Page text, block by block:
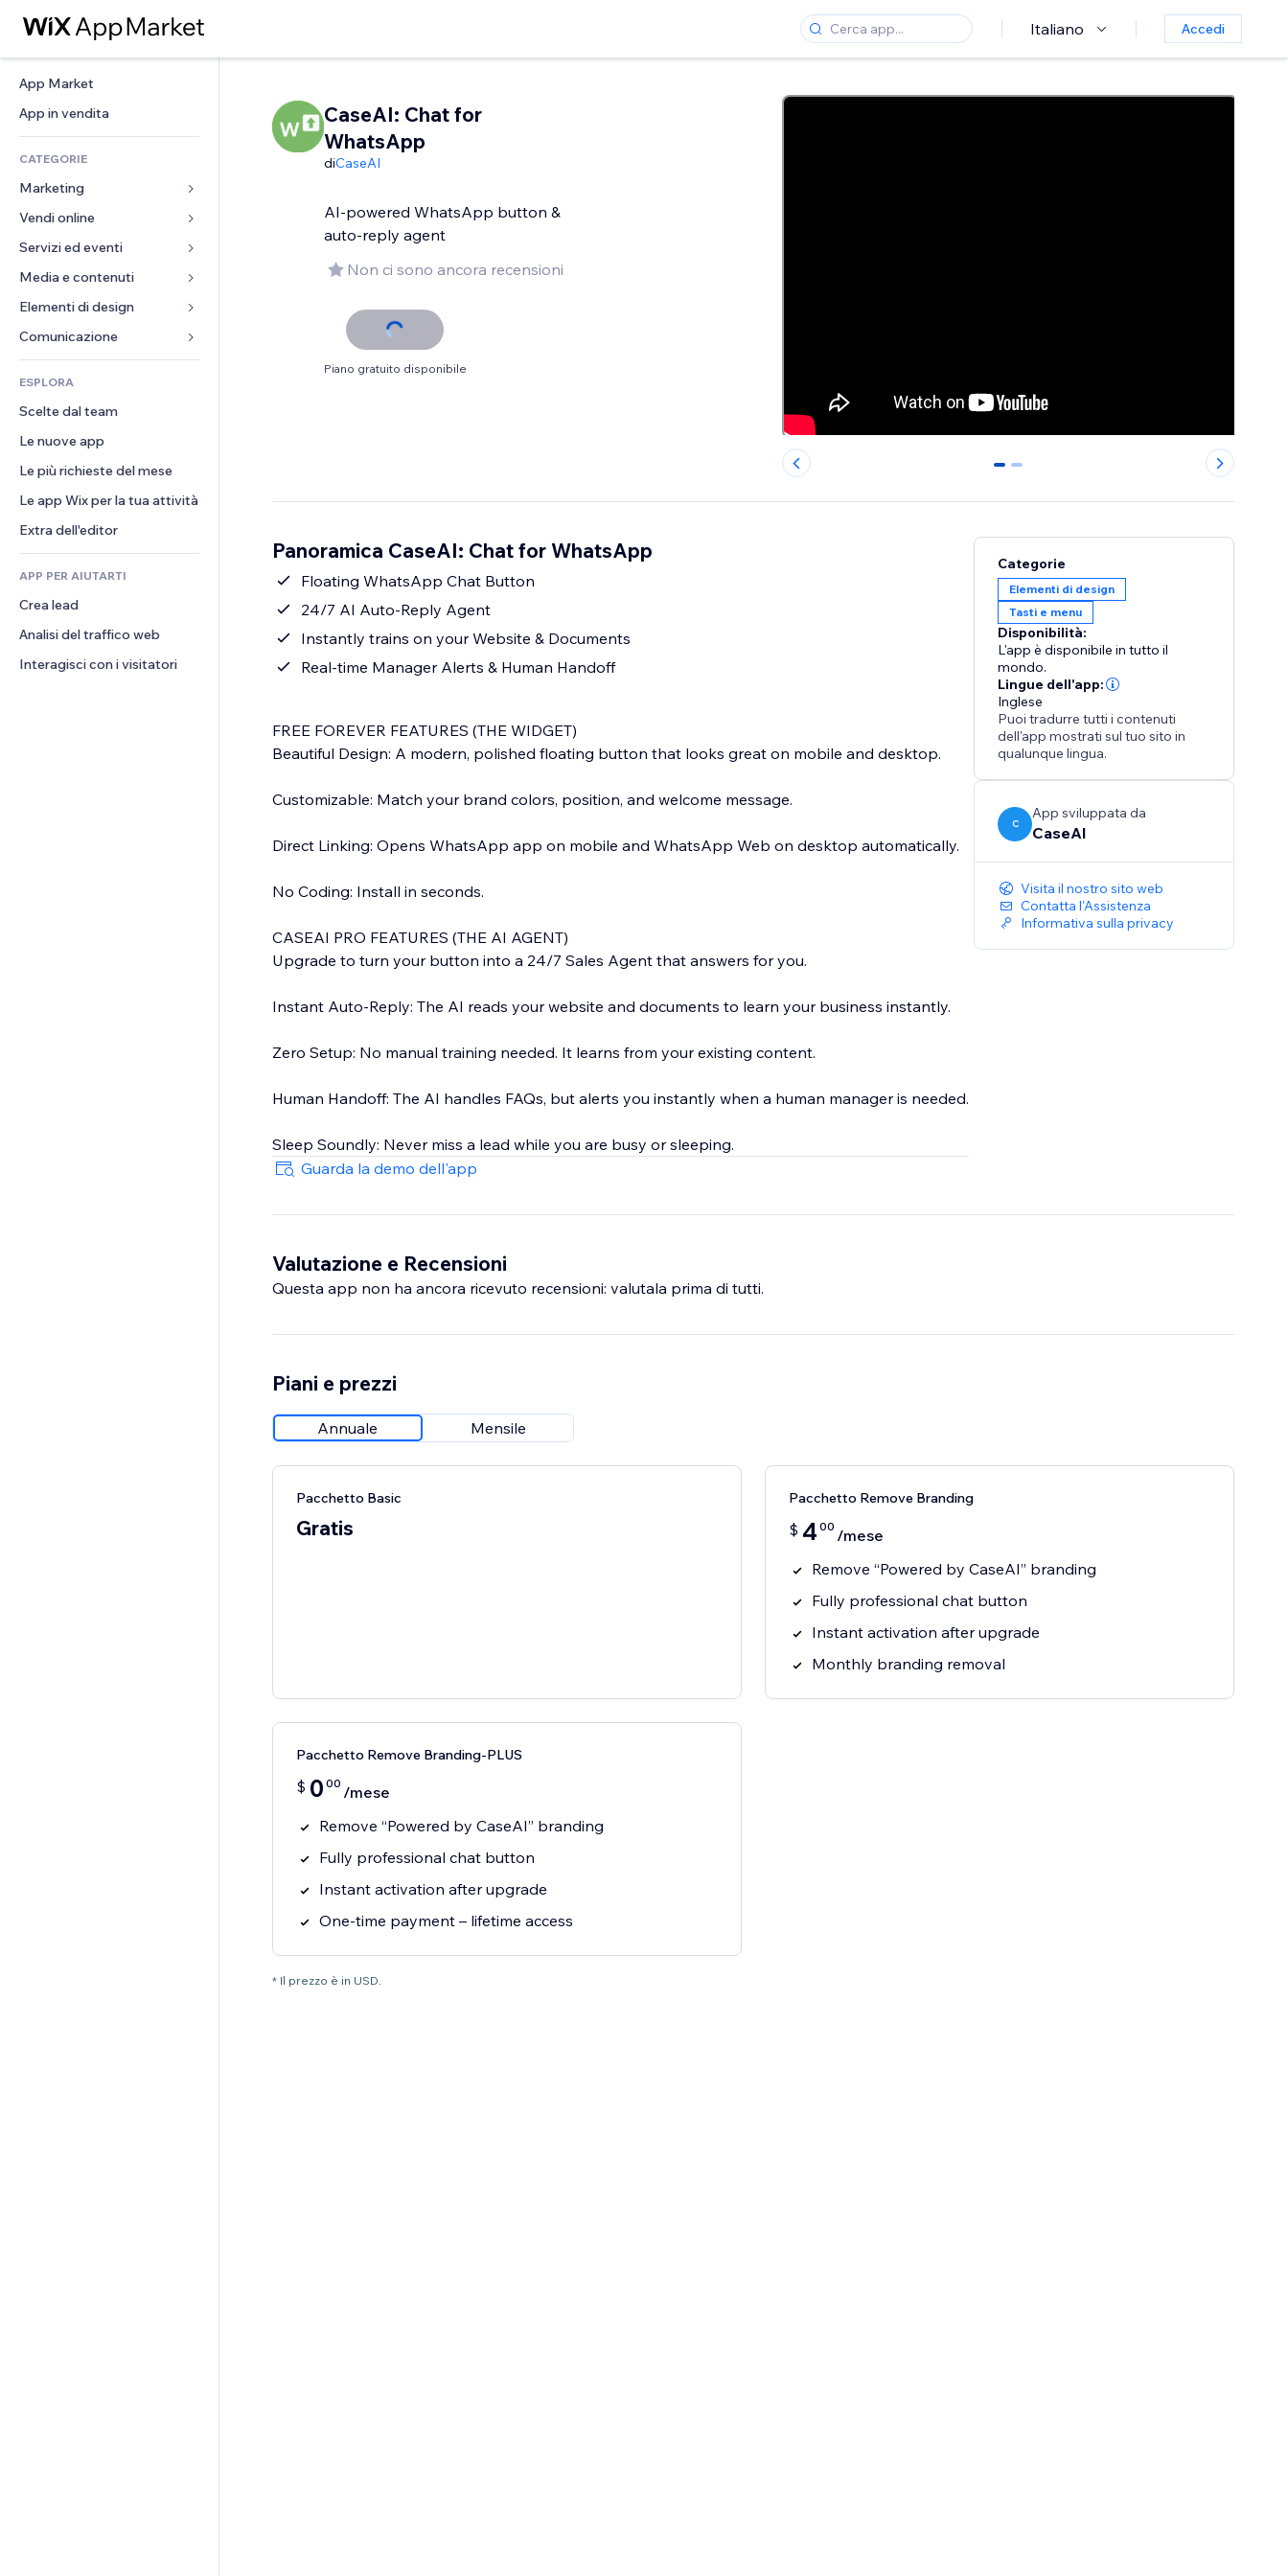
Italiano Accedi
App Market
App in vendita
CATEGORIE
Marketing
Inserzioni
Mobile
Dati analitici
Inserzioni sito
Email
Vendi online
App per Stores
Spedizione e consegna
Tasti Vendi
Amministrazione
Buoni e programmi fedeltà
Servizi ed eventi
Hotel
Eventi
Ristoranti
Immobiliare
Prenotazioni
Media e contenuti
Galleria
Musica
Podcast
Fotografia
Video
PDF
Condivisione file
Elementi di design
Mappe e navigazione
Privacy e sicurezza
Orologio
Template per pagine
Effetti immagine
Tasti e menu
Banner e badge
Calcolatrici
Cerca
Meteo
Grafici e tabelle
Moduli
Sondaggi
Chat
Commenti
Telefono
Community
Recensioni e testimonial
CRM
ESPLORA
Scelte dal team
Le nuove app
Le più richieste del mese
Le app Wix per la tua attività
Extra dell'editor
APP PER AIUTARTI
Crea lead
Analisi del traffico web
Interagisci con i visitatori
CaseAI: Chat for
WhatsApp
diCaseAI
AI-powered WhatsApp button &
auto-reply agent
Non ci sono ancora recensioni
Piano gratuito disponibile
0 1
Panoramica CaseAI: Chat for WhatsApp
Floating WhatsApp Chat Button
24/7 AI Auto-Reply Agent
Instantly trains on your Website & Documents
Real-time Manager Alerts & Human Handoff
FREE FOREVER FEATURES (THE WIDGET)
Beautiful Design: A modern, polished floating button that looks great on mobile and desktop.
Customizable: Match your brand colors, position, and welcome message.
Direct Linking: Opens WhatsApp app on mobile and WhatsApp Web on desktop automatically.
No Coding: Install in seconds.
CASEAI PRO FEATURES (THE AI AGENT)
Upgrade to turn your button into a 24/7 Sales Agent that answers for you.
Instant Auto-Reply: The AI reads your website and documents to learn your business instantly.
Zero Setup: No manual training needed. It learns from your existing content.
Human Handoff: The AI handles FAQs, but alerts you instantly when a human manager is needed.
Sleep Soundly: Never miss a lead while you are busy or sleeping.
Guarda la demo dell'app
Categorie
Elementi di design
Tasti e menu
Disponibilità:
L'app è disponibile in tutto il
mondo.
Lingue dell'app:
Inglese
Puoi tradurre tutti i contenuti
dell'app mostrati sul tuo sito in
qualunque lingua.
C
App sviluppata da
CaseAI
Visita il nostro sito web
Contatta l'Assistenza
Informativa sulla privacy
Valutazione e Recensioni
Questa app non ha ancora ricevuto recensioni: valutala prima di tutti.
Piani e prezzi
Annuale Mensile
Pacchetto Basic
Gratis
Pacchetto Remove Branding
$ 4 00 /mese
Remove “Powered by CaseAI” branding
Fully professional chat button
Instant activation after upgrade
Monthly branding removal
Pacchetto Remove Branding-PLUS
$ 0 00 /mese
Remove “Powered by CaseAI” branding
Fully professional chat button
Instant activation after upgrade
One-time payment – lifetime access
* Il prezzo è in USD.